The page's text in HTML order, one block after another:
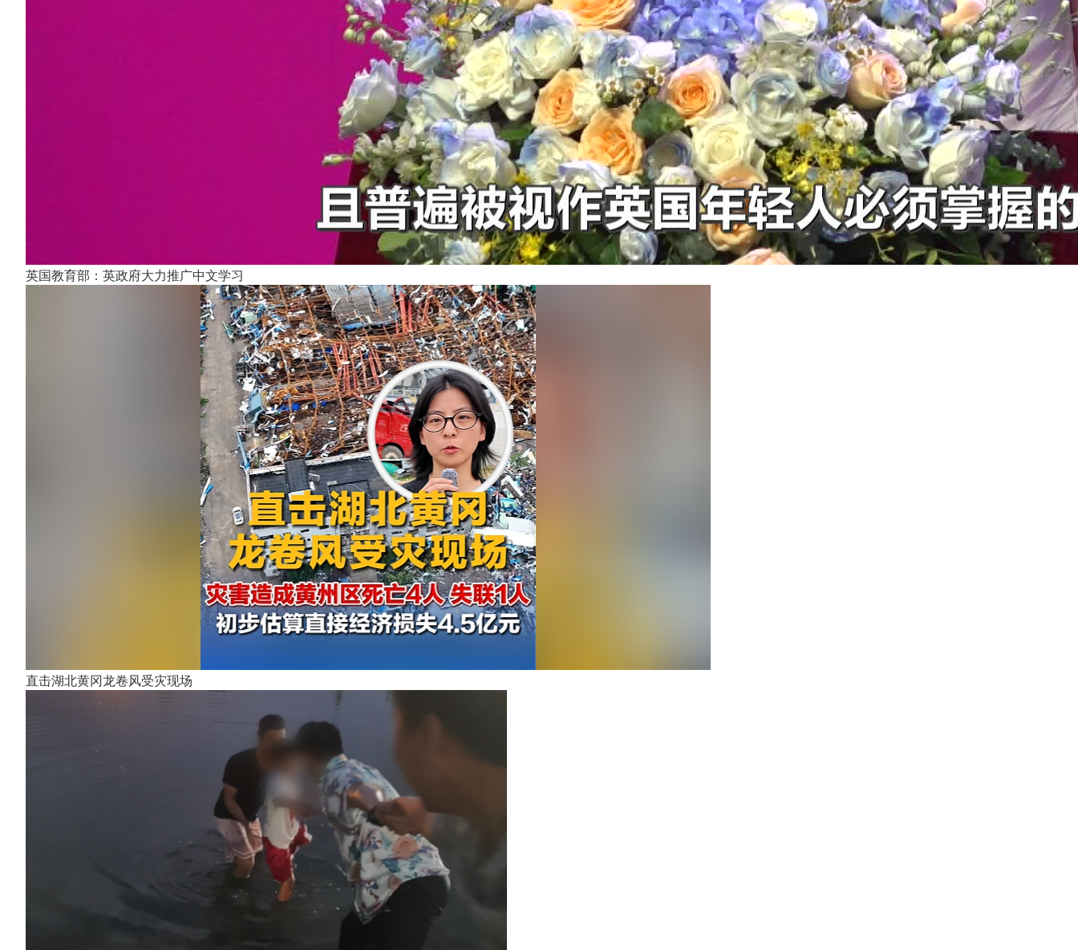
英国教育部：英政府大力推广中文学习
直击湖北黄冈龙卷风受灾现场